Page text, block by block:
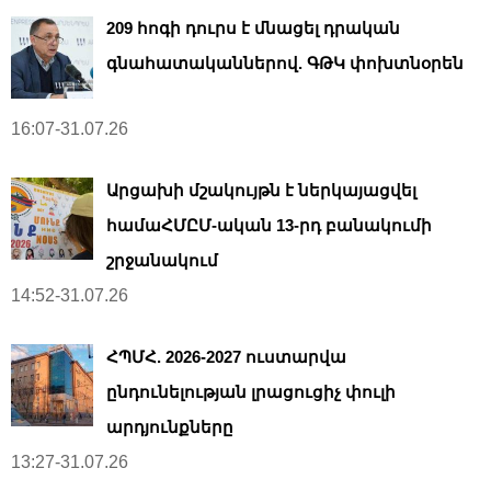
209 հոգի դուրս է մնացել դրական
գնահատականներով. ԳԹԿ փոխտնօրեն
16:07-31.07.26
Արցախի մշակույթն է ներկայացվել
համաՀՄԸՄ-ական 13-րդ բանակումի
շրջանակում
14:52-31.07.26
ՀՊՄՀ. 2026-2027 ուստարվա
ընդունելության լրացուցիչ փուլի
արդյունքները
13:27-31.07.26